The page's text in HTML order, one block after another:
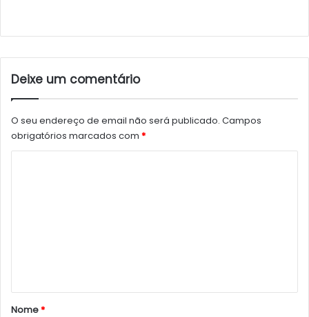
Deixe um comentário
O seu endereço de email não será publicado. Campos
obrigatórios marcados com *
r
Nome*